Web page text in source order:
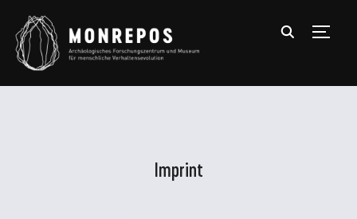
Imprint